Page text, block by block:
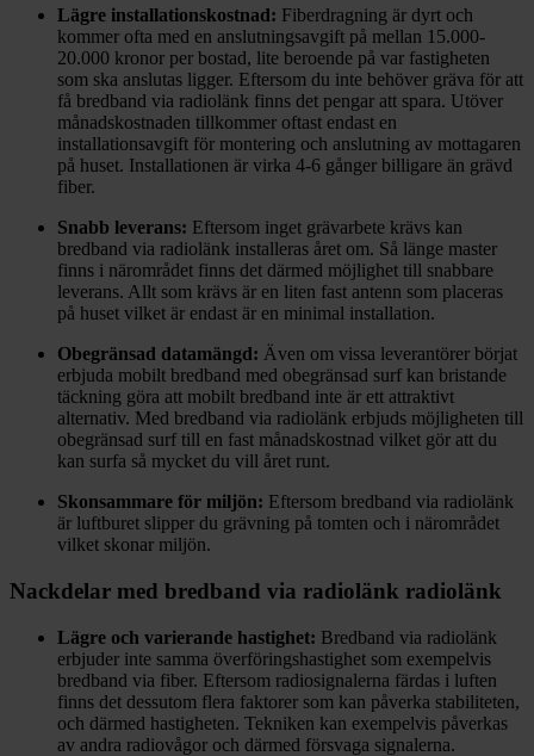
Lägre installationskostnad: Fiberdragning är dyrt och
kommer ofta med en anslutningsavgift på mellan 15.000-
20.000 kronor per bostad, lite beroende på var fastigheten
som ska anslutas ligger. Eftersom du inte behöver gräva för att
få bredband via radiolänk finns det pengar att spara. Utöver
månadskostnaden tillkommer oftast endast en
installationsavgift för montering och anslutning av mottagaren
på huset. Installationen är virka 4-6 gånger billigare än grävd
fiber.
Snabb leverans: Eftersom inget grävarbete krävs kan
bredband via radiolänk installeras året om. Så länge master
finns i närområdet finns det därmed möjlighet till snabbare
leverans. Allt som krävs är en liten fast antenn som placeras
på huset vilket är endast är en minimal installation.
Obegränsad datamängd: Även om vissa leverantörer börjat
erbjuda mobilt bredband med obegränsad surf kan bristande
täckning göra att mobilt bredband inte är ett attraktivt
alternativ. Med bredband via radiolänk erbjuds möjligheten till
obegränsad surf till en fast månadskostnad vilket gör att du
kan surfa så mycket du vill året runt.
Skonsammare för miljön: Eftersom bredband via radiolänk
är luftburet slipper du grävning på tomten och i närområdet
vilket skonar miljön.
Nackdelar med bredband via radiolänk radiolänk
Lägre och varierande hastighet: Bredband via radiolänk
erbjuder inte samma överföringshastighet som exempelvis
bredband via fiber. Eftersom radiosignalerna färdas i luften
finns det dessutom flera faktorer som kan påverka stabiliteten,
och därmed hastigheten. Tekniken kan exempelvis påverkas
av andra radiovågor och därmed försvaga signalerna.